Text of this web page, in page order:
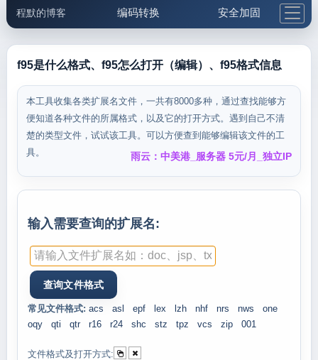
程默的博客 编码转换 安全加固
邮件工具 生活便民 更多工具
5.1支付宝大红包
f95是什么格式、f95怎么打开（编辑）、f95格式信息
本工具收集各类扩展名文件，一共有8000多种，通过查找能够方
便知道各种文件的所属格式，以及它的打开方式。遇到自己不清
楚的类型文件，试试该工具。可以方便查到能够编辑该文件的工
具。
雨云：中美港_服务器 5元/月_独立IP
输入需要查询的扩展名:
常见文件格式: acs asl epf lex lzh nhf nrs nws
one
oqy
qti qtr r16 r24 shc stz tpz vcs zip 001
文件格式及打开方式: